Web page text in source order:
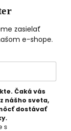
zasielať
e-shope.
Čaká vás
nášho sveta,
dostávať